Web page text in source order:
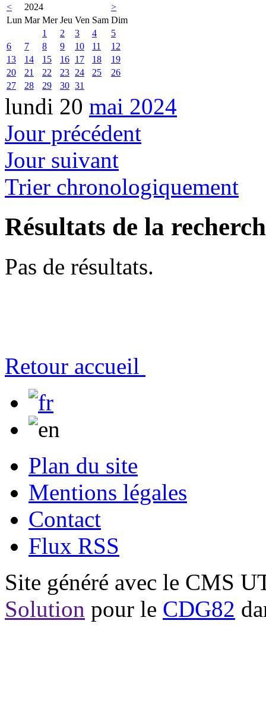
< 2024
>
Lun Mar Mer Jeu Ven Sam Dim
1
2 3 4
5
6
7 8 9 10 11
12
13
14 15 16 17 18
19
20
21 22 23 24 25
26
27
28 29 30 31
lundi 20 mai 2024
Jour précédent
Jour suivant
Trier chronologiquement
Résultats de la
Pas de résultats.
Retour accueil
Plan du site
Mentions légales
Contact
Flux RSS
Site généré avec le CMS
Solution pour le CDG82